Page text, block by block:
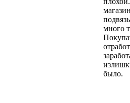
много
было.